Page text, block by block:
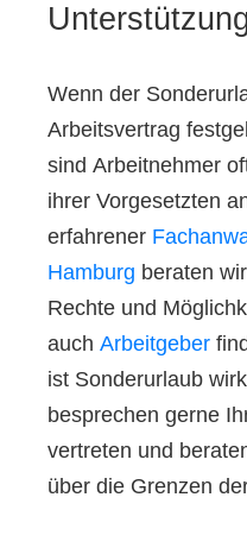
Wenn der
Arbeitsvertrag
sind Arbeitnehmer
ihrer Vorgesetzten
erfahrener
Hamburg beraten
Rechte und
auch Arbeitgeber
ist Sonderurlaub
besprechen gerne
vertreten und
über die Grenzen